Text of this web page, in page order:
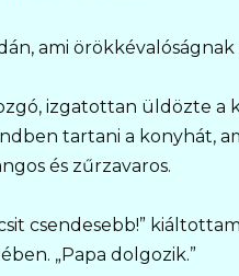
ami
izgatottan üldözte a
tartani a konyhát,
és zűrzavaros.
csendesebb!”
„Papa dolgozik.”